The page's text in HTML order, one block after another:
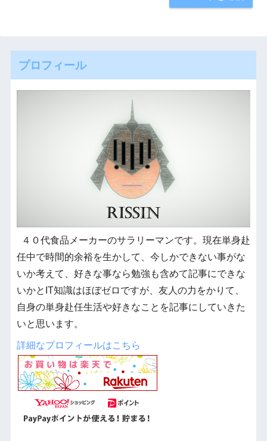
プロフィール
４０代食品メーカーのサラリーマンです。現在単身赴
任中で時間的余裕を生かして、今しかできない事がな
いか考えて、好きな事なら勉強も含めて記事にできな
いかとIT知識はほぼゼロですが、友人の力をかりて、
自身の単身赴任生活や好きなことを記事にしていきた
いと思います。
詳細なプロフィールはこちら